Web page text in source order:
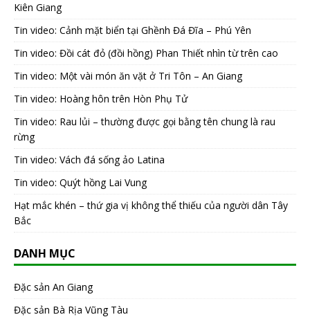
Kiên Giang
Tin video: Cảnh mặt biển tại Ghềnh Đá Đĩa – Phú Yên
Tin video: Đồi cát đỏ (đồi hồng) Phan Thiết nhìn từ trên cao
Tin video: Một vài món ăn vặt ở Tri Tôn – An Giang
Tin video: Hoàng hôn trên Hòn Phụ Tử
Tin video: Rau lủi – thường được gọi bằng tên chung là rau
rừng
Tin video: Vách đá sống ảo Latina
Tin video: Quýt hồng Lai Vung
Hạt mắc khén – thứ gia vị không thể thiếu của người dân Tây
Bắc
DANH MỤC
Đặc sản An Giang
Đặc sản Bà Rịa Vũng Tàu